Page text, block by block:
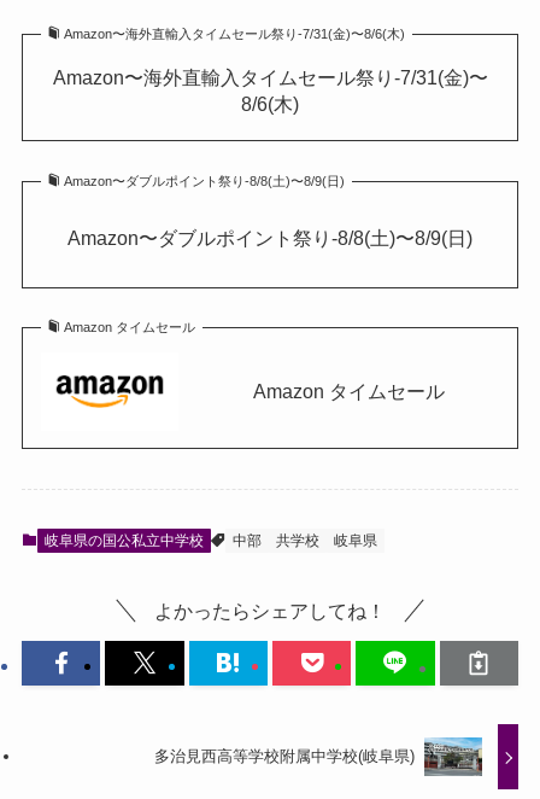
Amazon〜海外直輸入タイムセール祭り-7/31(金)〜8/6(木)
Amazon〜海外直輸入タイムセール祭り-7/31(金)〜
8/6(木)
Amazon〜ダブルポイント祭り-8/8(土)〜8/9(日)
Amazon〜ダブルポイント祭り-8/8(土)〜8/9(日)
Amazon タイムセール
Amazon タイムセール
岐阜県の国公私立中学校 中部 共学校 岐阜県
よかったらシェアしてね！
多治見西高等学校附属中学校(岐阜県)